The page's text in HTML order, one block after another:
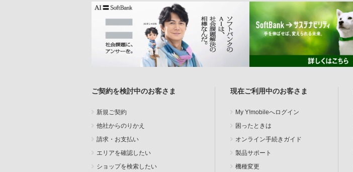
ご契約を検討中のお客さま
新規ご契約
他社からのりかえ
請求・お支払い
エリアを確認したい
ショップを検索したい
現在ご利用中のお客さま
My Y!mobileへログイン
困ったときは
オンライン手続きガイド
製品サポート
機種変更